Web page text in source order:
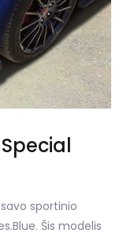
sportinio
Šis modelis